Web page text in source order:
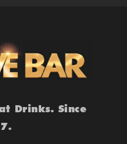
Drinks. Since